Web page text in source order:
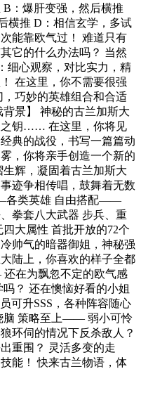
：爆肝变强，然后横推
横推 D：相信玄学，多试
能靠欧气过！ 难道只有
它的什么办法吗？ 当然
细心观察，对比实力，精
在这里，你不需要很强
巧妙的英雄组合和合适
景】 神秘的古兰加斯大
之钥…… 在这里，你将见
典的战役，书写一篇篇动
，你将亲手创造一个新的
辉，凝固着古兰加斯大
迹争相传唱，鼓舞着无数
各类英雄 自由搭配——
拳套八大武器 步兵、重
大属性 首批开放的72个
帅气的暗器御姐，神秘强
陆上，你喜欢的样子全都
在为飘忽不定的欧气感
？ 还在懊恼好看的小姐
可升SSS，各种阵容随心
策略至上—— 弱小可怜
环伺的情况下反杀敌人？
重围？ 灵活多变的走
能！ 快来古兰物语，体